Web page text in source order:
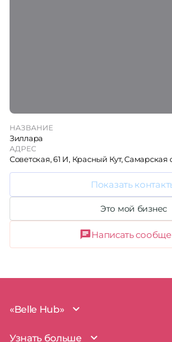
НАЗВАНИЕ
Зиллара
АДРЕС
Советская, 61 И, Красный Кут, Самарская
Показать
Это мой бизнес
Написать
«Belle Hub»
О проекте
Узнать больше